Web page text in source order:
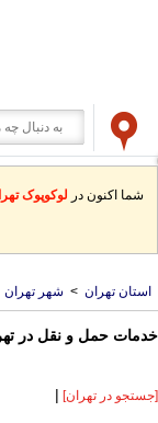
شما اکنون در لوکوپوک
استان تهران > شهر تهران
خدمات حمل و نقل در
[جستجو در تهران] |